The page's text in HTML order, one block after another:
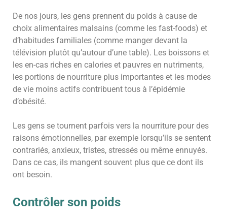
De nos jours, les gens prennent du poids à cause de
choix alimentaires malsains (comme les fast-foods) et
d’habitudes familiales (comme manger devant la
télévision plutôt qu’autour d’une table). Les boissons et
les en-cas riches en calories et pauvres en nutriments,
les portions de nourriture plus importantes et les modes
de vie moins actifs contribuent tous à l’épidémie
d’obésité.
Les gens se tournent parfois vers la nourriture pour des
raisons émotionnelles, par exemple lorsqu’ils se sentent
contrariés, anxieux, tristes, stressés ou même ennuyés.
Dans ce cas, ils mangent souvent plus que ce dont ils
ont besoin.
Contrôler son poids